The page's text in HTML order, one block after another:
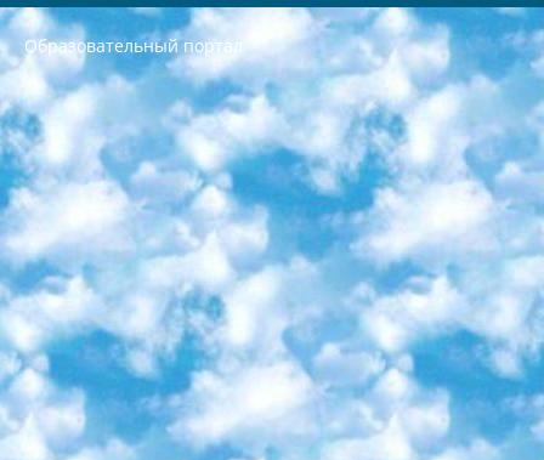
Образовательный портал
РЕСПУБЛИКА УЗБЕКИСТАН МИНИСТРЕРСТВО ДОШКОЛЬНОГО И ШКОЛЬНОГО ОБРАЗОВАНИЯ КОМАНДА в общеобразовательных учреждениях в 2023-2024 учебном году организация и проведение итоговой государственной аттестации обучающихся о Министра дошкольного и школьного образования Республики Узбекистан от 4 марта 2008 года (постановлением Минюста от 20 марта 2008 года № 1778 государственной регистрации) «Итоговое состояние учащихся общего среднего образования на основании положения об утверждении положения об аттестации общего среднего образования выпускной экзамен студентов в образовательных учреждениях в 2023-2024 учебном году В целях организации и прохождения аттестации приказываю: 1. Следующее: перечень предметов, по которым будет проводиться итоговая государственная аттестация и экзамен формы перевода согласно приложению 1; сертификаты международного образца, оценивающие уровень владения иностранными языками перечень согласно приложению 2; 2. Педагогический при специализированных образовательных учреждениях. научно-практический центр квалификации и международной оценки (Д.Давидова) 2024 г. До 25 марта: задания по предметам, по которым будет проводиться итоговая аттестация разработка и утверждение технических условий; итоговая аттестация на основании разработанного предметного задания разработка вопросов по предметам (устно и письменно), экзамен передача; общеобразовательные средние школы и специальные учебные заведения учащиеся выпускных классов школ и интернатов в агентской системе подготовка базы данных экзаменационных материалов и критериев оценки; перевод базы экзаменационных материалов на все языки обучения подать в Республиканский образовательный центр для изготовления; варианты экзаменов на основе разработанных контрольных материалов пусть будут поставлены задачи формирования. 3. Республиканский образовательный центр (Ш.Худайкулов) до 5 апреля 2024 года. до: база данных предоставленных экзаменационных материалов на все языки обучения перевод и экспертиза; для слепых, слабовидящих, глухих, слабослышащих и умственно отсталых детей учащиеся выпускных классов специализированных школ и школ-интернатов база данных экзаменационных материалов на всех преподаваемых языках подготовка критериев оценки; специализированные школы для умственно отсталых детей и технологии для учащихся выпускных классов школ-интернатов разработка соответствующих рекомендаций и критериев проведения ЕГЭ по естествознанию давать задания. 4. Педагогический при специализированных образовательных учреждениях. Научно-практический центр навыков и международной оценки (Д.Давидова), Республика образовательный центр (Худайкулов Ш.) итоговый государственный аттестационный экзамен ориентирован на творческое и логическое мышление при подготовке базы материалов учитывать введение заданий. 5. Следует отметить, что: сертификат государственного образца о знании общеобразовательного предмета и как минимум национальный уровень B1 по предметам на иностранных языках, указанным в Приложении 2. или международно признанный сертификат эквивалентного уровня студенты, изучающие определенный предмет, освобождаются от экзамена; по соответствующим предметам запланирована итоговая государственная аттестация за день до дня, путем жеребьевки Рабочей группой (в письменной форме по предметам, проводимым в форме) из числа сформированных вариантов выбрано 2 варианта; 2 выбранных варианта экзамена анонсированы на официальном сайте министерства и все выпускники по всей стране на основе этих вариантов проводит итоговую государственную аттестацию. 6. Государственное образование учащихся средних общеобразовательных учреждений. знания в соответствии с квалификационными требованиями, которые необходимо приобрести на основании стандартов итоговый (выпускной) контроль для 9 и 11 классов в целях тестирования Экзамены (далее – экзамены) состоят из предметов, перечисленных в приложении 1. будет сделано. 7. Экзамены пройдут с 26 мая по 15 июня 2024 г. (кроме науки физического воспитания). 8. Физическая для учащихся 9 классов общесредних образовательных учреждений. Экзамены по предмету «Образование, квалификация медицина» 1-6 мая 2024 года. сотрудники перевести под присмотр (с отклонениями в физическом или умственном развитии) специализированная школа для детей, школы-интернаты и со сколиозом школы-интернаты санаторного типа для больных детей исключены). 9. Он был слепым, слабовидящим и имел нарушения опорно-двигательного аппарата. экзамены в специализированных школах и интернатах для детей должны проводиться исходя из требований, предъявляемых к общеобразовательным учреждениям (физкультура кроме науки). 10. Специализированная школа для глухих и слабослышащих детей. и экзамены в интернатах и быть реализован в виде письменного теста по математике. 11. Специальность для умственно отсталых детей. Для 9 класса Родной язык и литературное письмо Государственный язык (язык обучения – узбекский). для неклассов) написано Математическое письмо Письменная/устная история Узбекистана Физическое воспитание практично Итоговый контроль Для 11 класса Написание родного языка и литературы (эссе) Математическое письмо Узбекский язык (обучение на узбекском языке) не посещающее общее среднее образование для учреждений)/Образовательное учреждение выбор письменный и устный Иностранный язык письменный/устный Письменная/устная история Узбекистана *По выбору студента:  Химия  Физика  Основы государственного права  География 10 бесплатных образовательных ресурсов - Мы составили подборку онлайн-проектов с интерактивными упражнениями, видеолекциями и статьями. Они помогут вам обрести новые и освежить старые знания бесплатно. 1. «ИНТУИТ» Старейшая образовательная площадка Рунета. Здесь вы найдёте сотни текстовых и видеокурсов на десятки различных тем — от программирования до психологии. Многие курсы подготовлены российскими университетами и крупными международными компаниями вроде Intel и Microsoft. Самостоятельное обучение бесплатное, но желающие могут оплатить услуги персональных наставников. 2. «Смартия» знакомит с актуальными профессиями и подсказывает, как им обучаться. Выбрав заинтересовавшую вас специальность — SMM-специалист, фотограф, веб-дизайнер или другую, — увидите список необходимых для неё умений. Чтобы вы могли освоить их самостоятельно, для каждого умения площадка отображает подборку ссылок на учебные материалы. Хотя «Смартия» ориентируется на русскоязычную аудиторию, часть контента всё же доступна только на английском. 3. «Лекторий Физтеха» Проект Московского физико-технического института (Физтеха). С его помощью вы можете смотреть онлайн серии лекций, записанные на видео в этом вузе. В числе доступных предметов — физика, биология, химия, информационные технологии и другие. К некоторым лекциям администрация ресурса прилагает готовые конспекты, которые можно скачивать в PDF-формате. 4. ITMOcourses Онлайн-площадка Санкт-Петербургского национального исследовательского университета информационных технологий, механики и оптики (ИТМО). Ресурс предоставляет свободный доступ к курсам, разработанным в этом вузе. Каталог материалов разбит на четыре категории: «Оптические системы и технологии», «Приборостроение и робототехника», «Информационные технологии» и «Биотехнологии». Курсы состоят из видеолекций, интерактивных демонстраций и заданий. 5. «КиберЛенинка» Электронная научная библиотека открытого доступа. Каталог площадки регулярно обрастает текстами статей из различных научных изданий. Сгруппированные по журналам и рубрикам публикации можно читать онлайн или скачивать целиком в PDF-формате. Проект нацелен на популяризацию науки за счёт открытого доступа к качественной информации. 6. «ПостНаука» На этом ресурсе публикуют подборки видеолекций, составленные экспертами из разных отраслей и объединённые общими темами. Среди них, к примеру, есть серии «Биоинформатика и геномика», «Культура средневековой Скандинавии» и Cinema Studies о теории кино. Каждая подборка лекций — логически связанная история, рассказанная экспертом от первого лица. Кроме того, на сайте появляются научно-образовательные статьи и тесты на разные темы. 7. «Newочём» Команда проекта «Newочём» отбирает самые интересные тексты из англоязычных СМИ и переводит те из них, за которые голосуют участники сообщества «ВКонтакте». По большей части это научно-популярные статьи. Редакторы придумывают лишь заголовки, в остальном содержание переводов соответствует оригиналам. Полные тексты можно читать прямо в социальной сети. 8. InternetUrok Онлайн-база материалов по основным дисциплинам школьной программы. Информация на сайте структурирована по классам, предметам и темам (урокам). Каждый урок состоит из видеолекций и конспектов. Есть также интерактивные тренажёры и тесты для закрепления пройденного материала. Даже если вы давно окончили школу, возможность повторить программу старших классов всегда может пригодиться. 9. Edutainme Ещё один ресурс об образовании. В отличие от Newtonew, как мне кажется, Edutainme больше ориентируется на представителей индустрии: педагогов, предпринимателей, разработчиков образовательных проектов. Но и любой, кто просто стремится к саморазвитию, найдёт на сайте много полезного и интересного для себя. Например, информацию о новых курсах и образовательных сервисах. 10. Newtonew Онлайн-медиа об образовании и обучении в широком смысле. Авторы Newtonew пишут об инструментах, заведениях, тактиках и стратегиях, которые помогают учить других и получать новые знания самостоятельно. На этой площадке вы найдёте новости, обзоры, аналитические мат